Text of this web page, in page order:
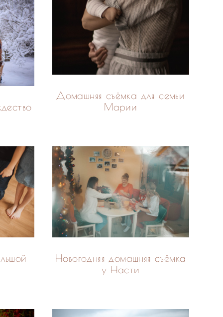
Домашняя съёмка для семьи
Марии
Новогодняя домашняя съёмка
у Насти